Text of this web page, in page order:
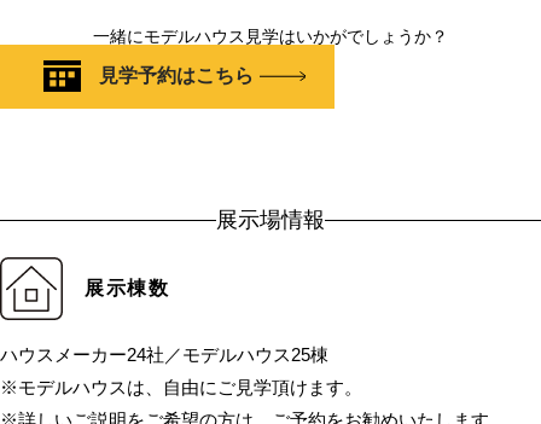
一緒にモデルハウス見学はいかがでしょうか？
見学予約はこちら
展示場情報
展示棟数
ハウスメーカー24社／モデルハウス25棟
※モデルハウスは、自由にご見学頂けます。
※詳しいご説明をご希望の方は、ご予約をお勧めいたします。